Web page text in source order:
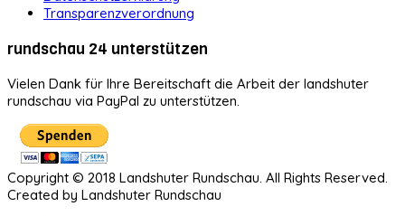
Transparenzverordnung
rundschau 24 unterstützen
Vielen Dank für Ihre Bereitschaft die Arbeit der landshuter
rundschau via PayPal zu unterstützen.
Copyright © 2018 Landshuter Rundschau. All Rights Reserved.
Created by Landshuter Rundschau